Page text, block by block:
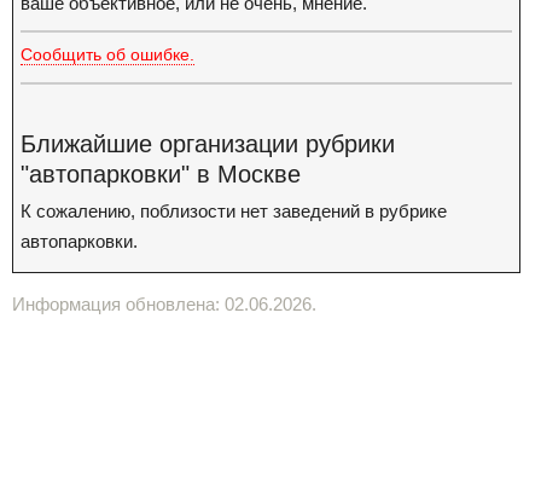
Сообщить об ошибке.
Ближайшие организации рубрики
"автопарковки" в Москве
К сожалению, поблизости нет заведений в рубрике
автопарковки.
Информация обновлена: 02.06.2026.